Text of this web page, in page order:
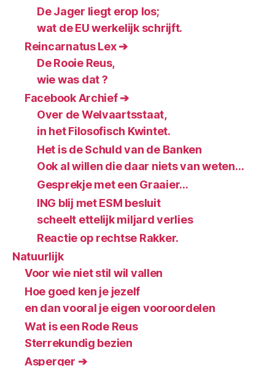
De Jager liegt erop los;
wat de EU werkelijk schrijft.
Reincarnatus Lex ➔
De Rooie Reus,
wie was dat ?
Facebook Archief ➔
Over de Welvaartsstaat,
in het Filosofisch Kwintet.
Het is de Schuld van de Banken
Ook al willen die daar niets van weten…
Gesprekje met een Graaier…
ING blij met ESM besluit
scheelt ettelijk miljard verlies
Reactie op rechtse Rakker.
Natuurlijk
Voor wie niet stil wil vallen
Hoe goed ken je jezelf
en dan vooral je eigen vooroordelen
Wat is een Rode Reus
Sterrekundig bezien
Asperger ➔